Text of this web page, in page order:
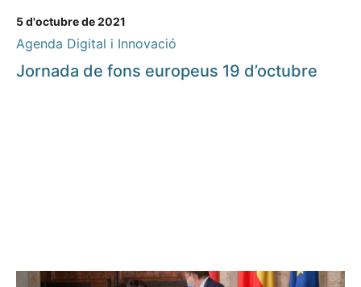
5 d'octubre de 2021
Agenda Digital i Innovació
Jornada de fons europeus 19 d’octubre